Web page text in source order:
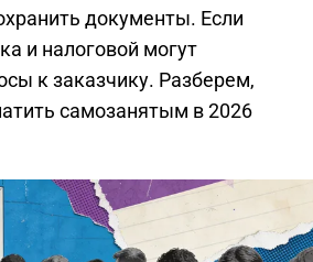
документы. Если
и налоговой могут
к заказчику. Разберем,
самозанятым в 2026